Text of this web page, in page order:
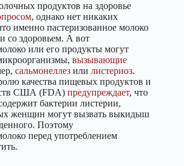
продуктов на здоровье
, однако нет никаких
именно пастеризованное молоко
со здоровьем. А вот
или его продукты могут
вызывающие
сальмонеллез или листериоз.
качества пищевых продуктов и
США (FDA) предупреждает, что
бактерии листерии,
женщин могут вызвать выкидыш
Поэтому
перед употреблением